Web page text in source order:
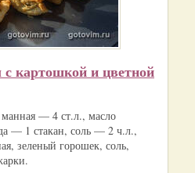
картошкой и цветной
— 4 ст.л., масло
— 1 стакан, соль — 2 ч.л.,
зеленый горошек, соль,